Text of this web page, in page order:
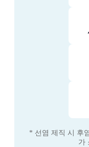
* 선염 제직 시 후
가